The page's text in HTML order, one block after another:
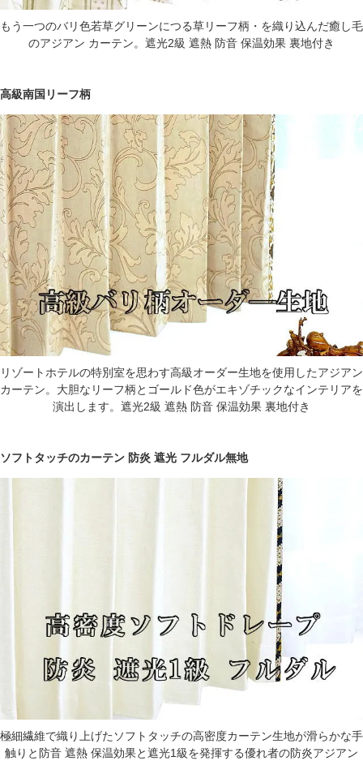
もう一つのバリ色若草グリーンにつる草リーフ柄・を織り込んだ癒し毛
のアジアン カーテン。遮光2級 遮熱 防音 保温効果 裏地付き
高級南国リーフ柄
リゾートホテルの特別室を思わす高級オーダー生地を使用したアジアン
カーテン。大胆なリーフ柄とゴールド色がエキゾチックなインテリアを
演出します。遮光2級 遮熱 防音 保温効果 裏地付き
ソフトタッチのカーテン 防炎 遮光 フルダル無地
極細繊維で織り上げたソフトタッチの高密度カーテン生地が滑らかな手
触りと防音 遮熱 保温効果と遮光1級を発揮する優れ者の防炎アジアン